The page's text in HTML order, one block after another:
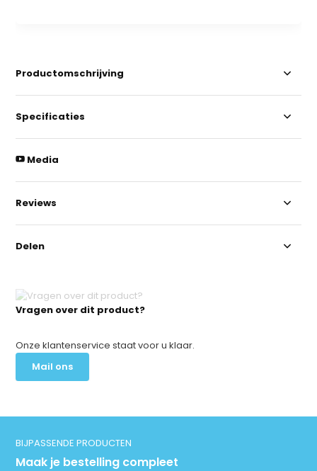
Vragen over dit product?
Onze klantenservice staat voor u klaar.
Mail ons
Productomschrijving
Specificaties
Media
Reviews
Delen
BIJPASSENDE PRODUCTEN
Maak je bestelling compleet